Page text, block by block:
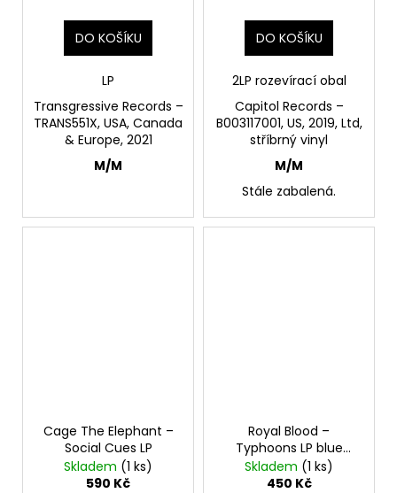
DO KOŠÍKU
LP
Transgressive Records –
TRANS551X, USA, Canada
& Europe, 2021
M/M
DO KOŠÍKU
2LP rozevírací obal
Capitol Records –
B003117001, US, 2019, Ltd,
stříbrný vinyl
M/M
Stále zabalená.
Cage The Elephant –
Social Cues LP
Skladem (1 ks)
590 Kč
Royal Blood –
Typhoons LP blue
transparent
Skladem (1 ks)
450 Kč